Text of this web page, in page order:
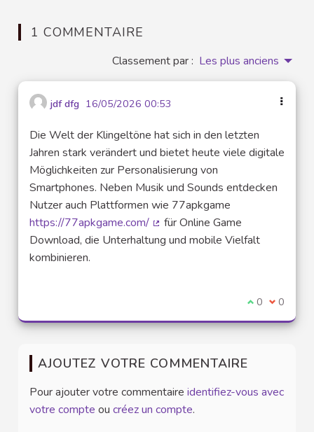
1 COMMENTAIRE
Classement par : Les plus anciens
jdf dfg 16/05/2026 00:53
Die Welt der Klingeltöne hat sich in den letzten
Jahren stark verändert und bietet heute viele digitale
Möglichkeiten zur Personalisierung von
Smartphones. Neben Musik und Sounds entdecken
Nutzer auch Plattformen wie 77apkgame
https://77apkgame.com/
(Lien externe)
für Online Game
Download, die Unterhaltung und mobile Vielfalt
kombinieren.
Je suis
0 Je ne
0
AJOUTEZ VOTRE COMMENTAIRE
Pour ajouter votre commentaire identifiez-vous avec
votre compte ou créez un compte.